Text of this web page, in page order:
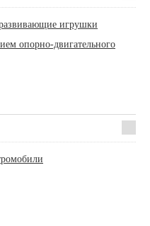
игрушки
опорно-двигательного